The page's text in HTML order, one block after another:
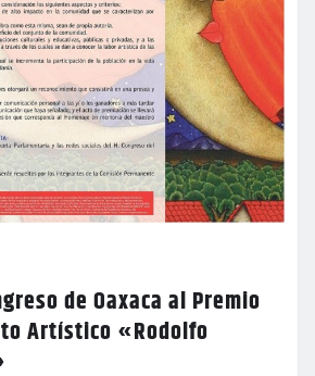
de Oaxaca al Premio
Artístico «Rodolfo